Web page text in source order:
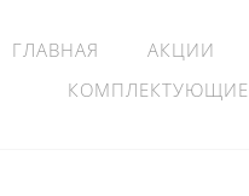
ГЛАВНАЯ АКЦИИ
КОМПЛЕКТУЮЩИЕ